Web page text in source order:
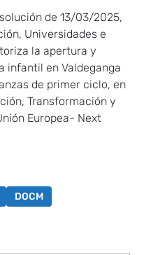
de 13/03/2025,
Universidades e
la apertura y
infantil en Valdeganga
de primer ciclo, en
Transformación y
Europea- Next
DOCM